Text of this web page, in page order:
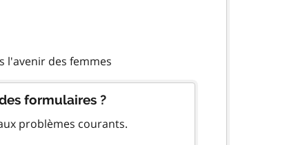
formulaires ?
problèmes courants.